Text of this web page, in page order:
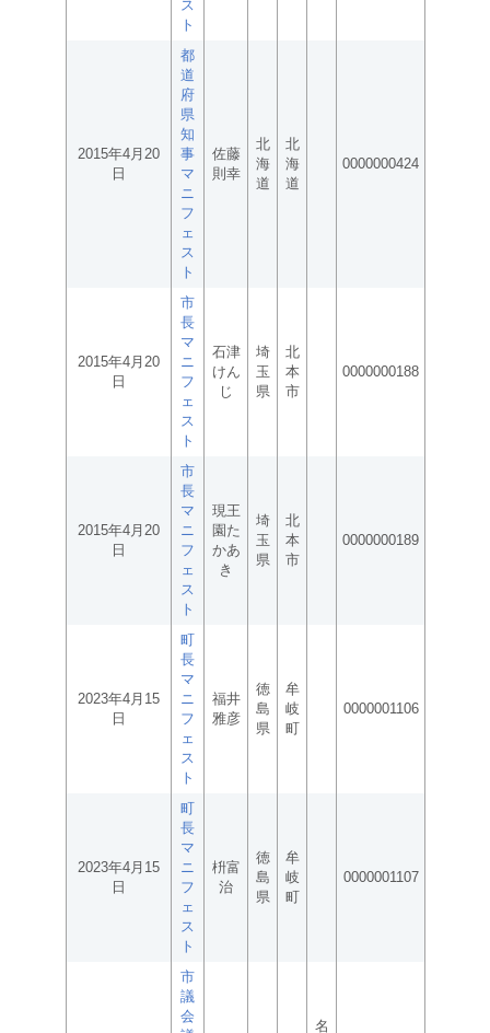
ス
ト
2015年4月20
日
都
道
府
県
知
事
マ
ニ
フ
ェ
ス
ト
佐藤
則幸
北
海
道
北
海
道
0000000424
2015年4月20
日
市
長
マ
ニ
フ
ェ
ス
ト
石津
けん
じ
埼
玉
県
北
本
市
0000000188
2015年4月20
日
市
長
マ
ニ
フ
ェ
ス
ト
現王
園た
かあ
き
埼
玉
県
北
本
市
0000000189
2023年4月15
日
町
長
マ
ニ
フ
ェ
ス
ト
福井
雅彦
徳
島
県
牟
岐
町
0000001106
2023年4月15
日
町
長
マ
ニ
フ
ェ
ス
ト
枡富
治
徳
島
県
牟
岐
町
0000001107
市
議
会
名